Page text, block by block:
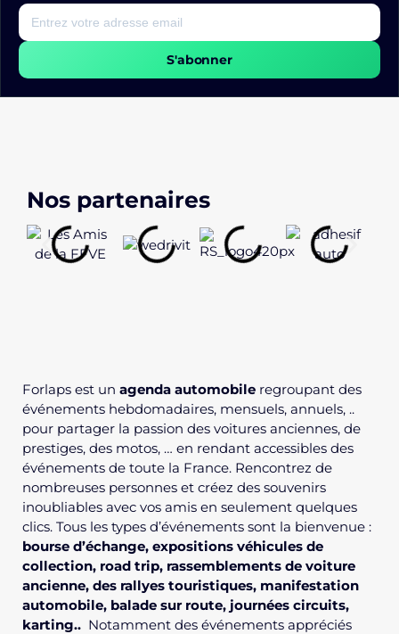
S'abonner
Nos partenaires
Forlaps est un agenda automobile regroupant des
événements hebdomadaires, mensuels, annuels, ..
pour partager la passion des voitures anciennes, de
prestiges, des motos, … en rendant accessibles des
événements de toute la France. Rencontrez de
nombreuses personnes et créez des souvenirs
inoubliables avec vos amis en seulement quelques
clics. Tous les types d’événements sont la bienvenue :
bourse d’échange, expositions véhicules de
collection, road trip, rassemblements de voiture
ancienne, des rallyes touristiques, manifestation
automobile, balade sur route, journées circuits,
karting.. Notamment des événements appréciés